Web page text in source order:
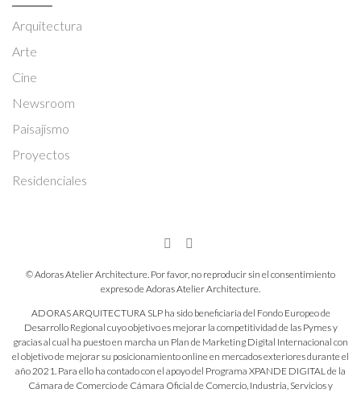
Arquitectura
Arte
Cine
Newsroom
Paisajismo
Proyectos
Residenciales
© Adoras Atelier Architecture. Por favor, no reproducir sin el consentimiento
expreso de Adoras Atelier Architecture.
ADORAS ARQUITECTURA SLP ha sido beneficiaria del Fondo Europeo de
Desarrollo Regional cuyo objetivo es mejorar la competitividad de las Pymes y
gracias al cual ha puesto en marcha un Plan de Marketing Digital Internacional con
el objetivo de mejorar su posicionamiento online en mercados exteriores durante el
año 2021. Para ello ha contado con el apoyo del Programa XPANDE DIGITAL de la
Cámara de Comercio de Cámara Oficial de Comercio, Industria, Servicios y